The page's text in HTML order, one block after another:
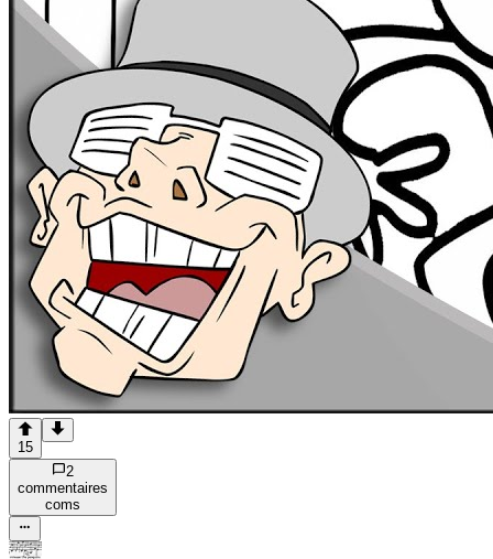
15
2
commentaires
coms